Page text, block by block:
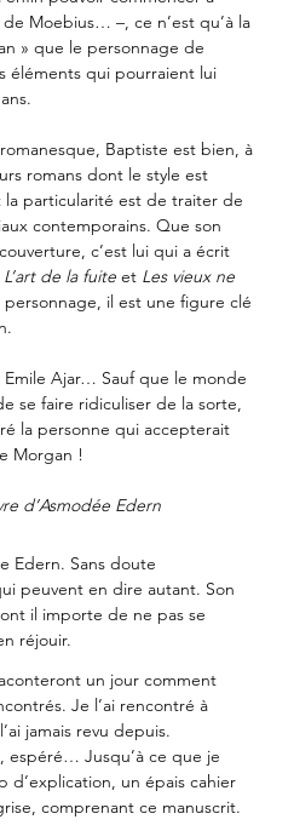
Moebius… –, ce n’est qu’à la
» que le personnage de
éléments qui pourraient lui
Baptiste est bien, à
romans dont le style est
particularité est de traiter de
contemporains. Que son
c’est lui qui a écrit
L’art de la fuite et Les vieux ne
il est une figure clé
Ajar… Sauf que le monde
se faire ridiculiser de la sorte,
la personne qui accepterait
Morgan !
d’Asmodée Edern
Edern. Sans doute
peuvent en dire autant. Son
il importe de ne pas se
réjouir.
un jour comment
Je l’ai rencontré à
jamais revu depuis.
espéré… Jusqu’à ce que je
d’explication, un épais cahier
comprenant ce manuscrit.